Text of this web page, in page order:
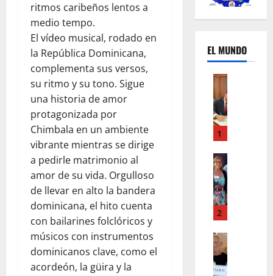
ritmos caribeños lentos a
medio tempo.
El vídeo musical, rodado en
la República Dominicana,
complementa sus versos,
su ritmo y su tono. Sigue
una historia de amor
protagonizada por
Chimbala en un ambiente
vibrante mientras se dirige
a pedirle matrimonio al
amor de su vida. Orgulloso
de llevar en alto la bandera
dominicana, el hito cuenta
con bailarines folclóricos y
músicos con instrumentos
dominicanos clave, como el
acordeón, la güira y la
EL MUNDO
1
2